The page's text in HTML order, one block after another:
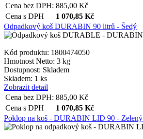
Cena bez DPH: 885,00 Kč
Cena s DPH
1 070,85 Kč
Odpadkový koš DURABIN 90 litrů - Šedý
Kód produktu: 1800474050
Hmotnost Netto: 3 kg
Dostupnost: Skladem
Skladem: 1 ks
Zobrazit detail
Cena bez DPH: 885,00 Kč
Cena s DPH
1 070,85 Kč
Poklop na koš - DURABIN LID 90 - Zelený